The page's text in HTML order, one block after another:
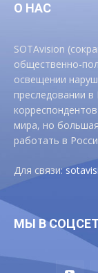
О НАС
SOTAvision
общественно-
освещении
преследовании в
мира, но
работать в
Для связи:
МЫ В